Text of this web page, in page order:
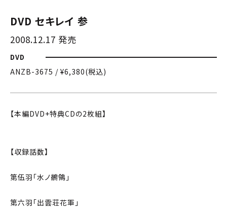
DVD セキレイ 参
2008.12.17 発売
DVD
ANZB-3675 / ¥6,380(税込)
【本編DVD+特典CDの2枚組】
【収録話数】
第伍羽「水ノ鶺鴒」
第六羽「出雲荘花軍」